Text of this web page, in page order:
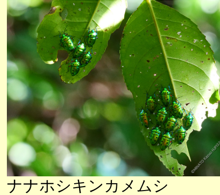
ナナホシキンカメムシ